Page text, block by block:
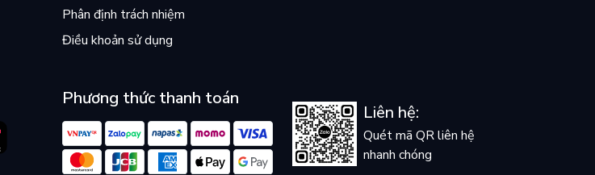
Phân định trách nhiệm
Điều khoản sử dụng
Phương thức thanh toán
Liên hệ:
Quét mã QR liên hệ
nhanh chóng